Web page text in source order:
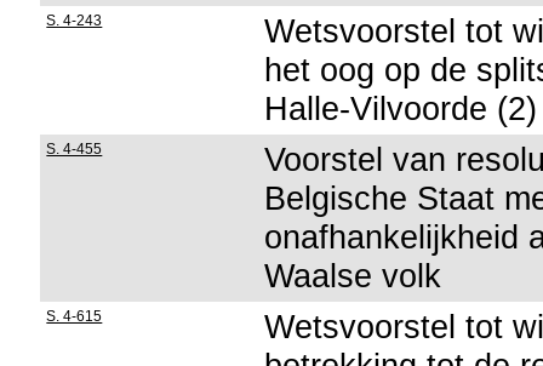
S. 4-243
Wetsvoorstel tot
het oog op de
Halle-Vilvoorde (2)
S. 4-455
Voorstel van
Belgische Staat
onafhankelijkheid
Waalse volk
S. 4-615
Wetsvoorstel tot